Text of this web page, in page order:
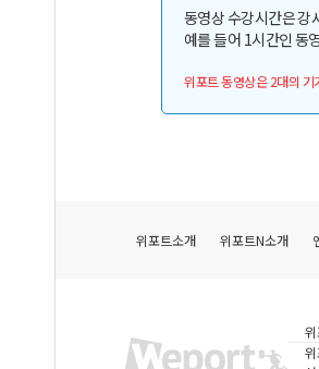
동영상 수강시간은 강
예를 들어 1시간인 동
위포트 동영상은 2대의
위포트소개 위포트N소개